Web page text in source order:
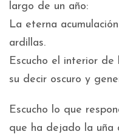
largo de un año:
La eterna
ardillas.
Escucho el interior
su decir oscuro y
Escucho lo que
que ha dejado la uña